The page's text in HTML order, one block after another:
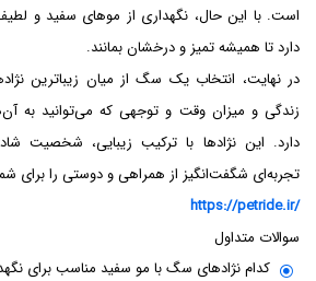
است. با این حال، نگهداری از موهای سفید و
دارد تا همیشه تمیز و درخشان بمانند.
در نهایت، انتخاب یک سگ از میان زیباترین
زندگی و میزان وقت و توجهی که می‌توانید به
دارد. این نژادها با ترکیب زیبایی، شخصیت
تجربه‌ای شگفت‌انگیز از همراهی و دوستی را برای
https://petride.ir/
سوالات متداول
کدام نژادهای سگ با مو سفید مناسب برای